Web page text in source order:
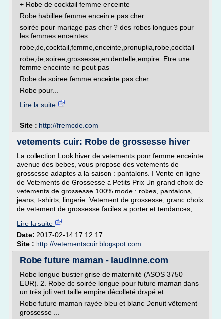
+ Robe de cocktail femme enceinte
Robe habillee femme enceinte pas cher
soirée pour mariage pas cher ? des robes longues pour
les femmes enceintes
robe,de,cocktail,femme,enceinte,pronuptia,robe,cocktail
robe,de,soiree,grossesse,en,dentelle,empire. Etre une
femme enceinte ne peut pas
Robe de soiree femme enceinte pas cher
Robe pour...
Lire la suite
Site : http://fremode.com
vetements cuir: Robe de grossesse hiver
La collection Look hiver de vetements pour femme enceinte
avenue des bebes, vous propose des vetements de
grossesse adaptes a la saison : pantalons. I Vente en ligne
de Vetements de Grossesse a Petits Prix Un grand choix de
vetements de grossesse 100% mode : robes, pantalons,
jeans, t-shirts, lingerie. Vetement de grossesse, grand choix
de vetement de grossesse faciles a porter et tendances,...
Lire la suite
Date: 2017-02-14 17:12:17
Site : http://vetementscuir.blogspot.com
Robe future maman - laudinne.com
Robe longue bustier grise de maternité (ASOS 3750
EUR). 2. Robe de soirée longue pour future maman dans
un très joli vert taille empire décolleté drapé et ...
Robe future maman rayée bleu et blanc Denuit vêtement
grossesse ...